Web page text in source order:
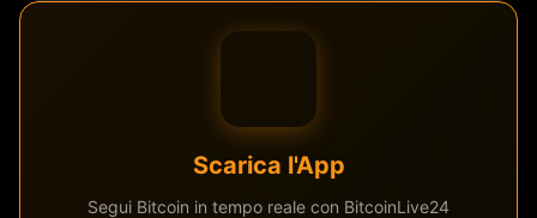
Scarica l'App
Segui Bitcoin in tempo reale con BitcoinLive24